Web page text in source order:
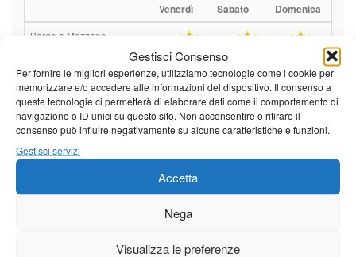
Gestisci Consenso
Per fornire le migliori esperienze, utilizziamo tecnologie come i cookie per
memorizzare e/o accedere alle informazioni del dispositivo. Il consenso a
queste tecnologie ci permetterà di elaborare dati come il comportamento di
navigazione o ID unici su questo sito. Non acconsentire o ritirare il
consenso può influire negativamente su alcune caratteristiche e funzioni.
Gestisci servizi
Accetta
Nega
Visualizza le preferenze
Venerdì Sabato Domenica
Borgo a Mozzano
21°C| 37°C 21°C
Barga
21°C|34°C 21°C|35°C 23°C|
21°C 34°C
Previsioni a cura di: